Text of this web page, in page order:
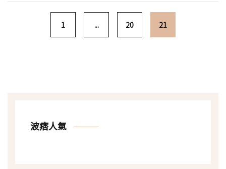
Posts navigation
1 ... 20 21
波痞人氣